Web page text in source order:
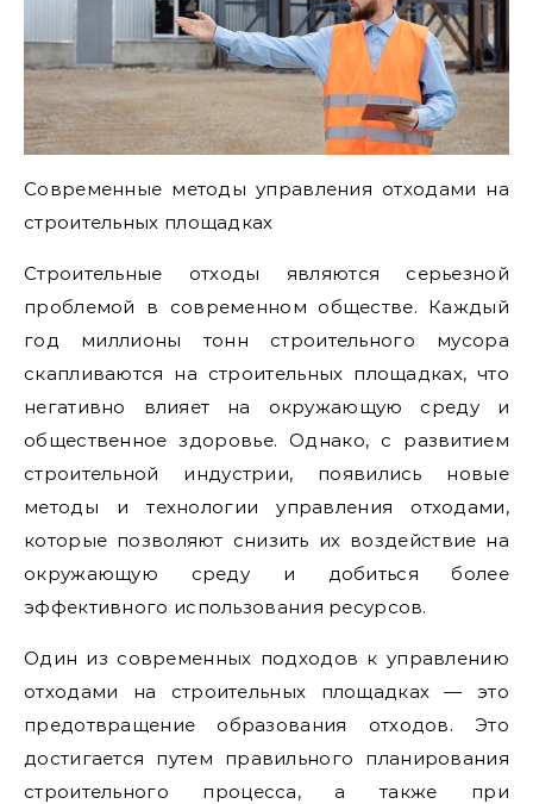
Современные методы управления отходами на
строительных площадках
Строительные отходы являются серьезной
проблемой в современном обществе. Каждый
год миллионы тонн строительного мусора
скапливаются на строительных площадках, что
негативно влияет на окружающую среду и
общественное здоровье. Однако, с развитием
строительной индустрии, появились новые
методы и технологии управления отходами,
которые позволяют снизить их воздействие на
окружающую среду и добиться более
эффективного использования ресурсов.
Один из современных подходов к управлению
отходами на строительных площадках — это
предотвращение образования отходов. Это
достигается путем правильного планирования
строительного процесса, а также при